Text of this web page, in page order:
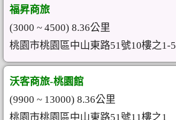
福昇商旅
(3000 ~ 4500) 8.36公里
桃園市桃園區中山東路51號10樓之1-5
沃客商旅-桃園館
(9900 ~ 13000) 8.36公里
桃園市桃園區中山東路51號11樓之1